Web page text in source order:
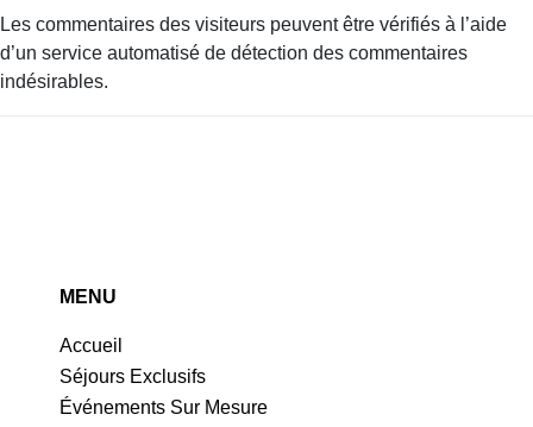
Les commentaires des visiteurs peuvent être vérifiés à l’aide
d’un service automatisé de détection des commentaires
indésirables.
MENU
Accueil
Séjours Exclusifs
Événements Sur Mesure